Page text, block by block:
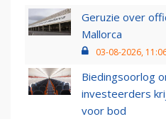
Geruzie over
Mallorca
03-08-2026,
Biedingsoorlog
investeerders
voor bod